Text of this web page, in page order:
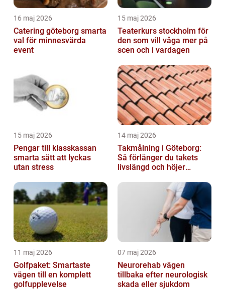
16 maj 2026
Catering göteborg smarta
val för minnesvärda
event
15 maj 2026
Teaterkurs stockholm för
den som vill våga mer på
scen och i vardagen
15 maj 2026
Pengar till klasskassan
smarta sätt att lyckas
utan stress
14 maj 2026
Takmålning i Göteborg:
Så förlänger du takets
livslängd och höjer
11 maj 2026
Golfpaket: Smartaste
vägen till en komplett
golfupplevelse
07 maj 2026
Neurorehab vägen
tillbaka efter neurologisk
skada eller sjukdom